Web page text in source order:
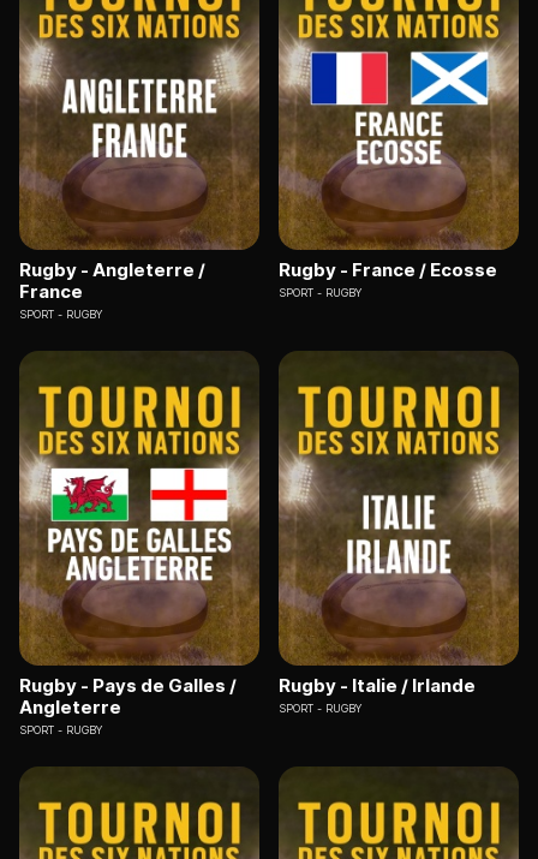
Rugby - Angleterre /
France
SPORT RUGBY
Rugby - France / Ecosse
SPORT RUGBY
Rugby - Pays de Galles /
Angleterre
SPORT RUGBY
Rugby - Italie / Irlande
SPORT RUGBY